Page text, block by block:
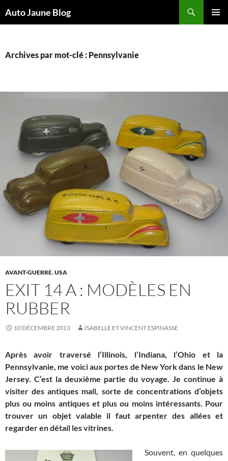
Auto Jaune Blog
Archives par mot-clé : Pennsylvanie
AVANT-GUERRE,USA
EXIT 14 A : MODÈLES EN
RUBBER
10 DÉCEMBRE 2013 ISABELLE ET VINCENT ESPINASSE
Après avoir traversé l’Illinois, l’Indiana, l’Ohio et la
Pennsylvanie, me voici aux portes de New York dans le New
Jersey. C’est la deuxième partie du voyage. Je continue à
visiter des antiques mall, sorte de concentrations d’objets
plus ou moins antiques et plus ou moins intéressants. Pour
trouver un objet valable il faut arpenter des allées et
regarder en détail les vitrines.
Souvent, en quelques